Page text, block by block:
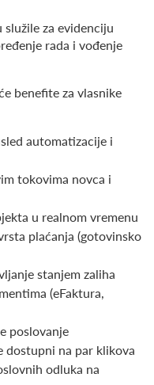
za evidenciju
rada i vođenje
benefite za vlasnike
automatizacije i
tokovima novca i
u realnom vremenu
plaćanja (gotovinsko
stanjem zaliha
(eFaktura,
poslovanje
dostupni na par klikova
odluka na